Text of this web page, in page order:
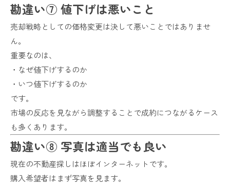
勘違い⑦ 値下げは悪いこと
売却戦略としての価格変更は決して悪いことではありませ
ん。
重要なのは、
・なぜ値下げするのか
・いつ値下げするのか
です。
市場の反応を見ながら調整することで成約につながるケース
も多くあります。
勘違い⑧ 写真は適当でも良い
現在の不動産探しはほぼインターネットです。
購入希望者はまず写真を見ます。